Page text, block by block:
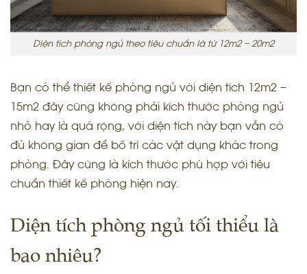
Diện tích phòng ngủ theo tiêu chuẩn là từ 12m2 – 20m2
Bạn có thể thiết kế phòng ngủ với diện tích 12m2 –
15m2 đây cũng không phải kích thước phòng ngủ
nhỏ hay là quá rộng, với diện tích này bạn vẫn có
đủ không gian để bố trí các vật dụng khác trong
phòng. Đây cũng là kích thước phù hợp với tiêu
chuẩn thiết kế phòng hiện nay.
Diện tích phòng ngủ tối thiểu là
bao nhiêu?